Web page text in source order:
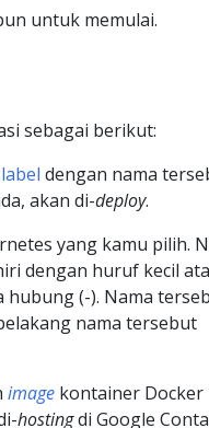
untuk memulai.
sebagai berikut:
label dengan nama
akan di-deploy.
yang kamu pilih.
dengan huruf kecil
hubung (-). Nama
nama tersebut
image kontainer Docker
hostingdi Google